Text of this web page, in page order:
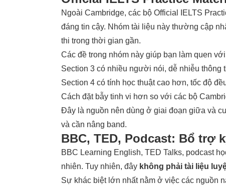
Ngoài Cambridge, các bộ Official IELTS
đáng tin cậy. Nhóm tài liệu này thường cập
thi trong thời gian gần.
Các đề trong nhóm này giúp bạn làm quen
Section 3 có nhiều người nói, dễ nhiễu thông
Section 4 có tính học thuật cao hơn, tốc độ
Cách đặt bẫy tinh vi hơn so với các bộ
Đây là nguồn nên dùng ở giai đoạn giữa và
và cần nâng band.
BBC, TED, Podcast: Bổ trợ
BBC Learning English, TED Talks, podcast
nhiên. Tuy nhiên, đây không phải tài liệu
Sự khác biệt lớn nhất nằm ở việc các nguồn